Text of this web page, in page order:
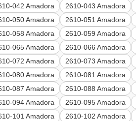
042 Amadora 2610-043 Amadora
050 Amadora 2610-051 Amadora
058 Amadora 2610-059 Amadora
065 Amadora 2610-066 Amadora
072 Amadora 2610-073 Amadora
080 Amadora 2610-081 Amadora
087 Amadora 2610-088 Amadora
094 Amadora 2610-095 Amadora
101 Amadora 2610-102 Amadora